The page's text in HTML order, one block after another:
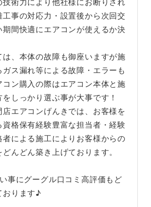
事の対応力・設置後から次回交
間快適にエアコンが使えるか決
、本体の故障も御座いますが施
ス漏れ等による故障・エラーも
コン購入の際はエアコン本体と施
しっかり選ぶ事が大事です！
エアコンげんきでは、お客様を
格保有経験豊富な担当者・経験
者による施工によりお客様からの
んどん築き上げております。
事にグーグル口コミ高評価もど
おります♪